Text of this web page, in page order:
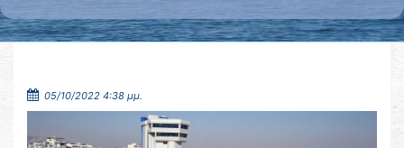
05/10/2022 4:38 μμ.